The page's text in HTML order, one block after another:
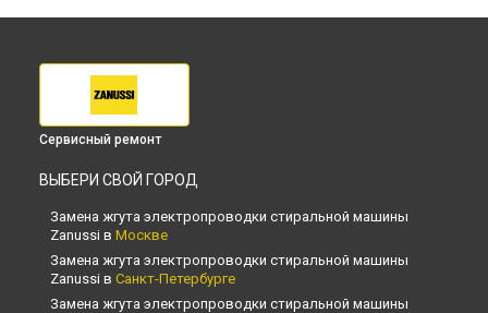
Сервисный ремонт
ВЫБЕРИ СВОЙ ГОРОД
Замена жгута электропроводки стиральной машины
Zanussi в Москве
Замена жгута электропроводки стиральной машины
Zanussi в Санкт-Петербурге
Замена жгута электропроводки стиральной машины